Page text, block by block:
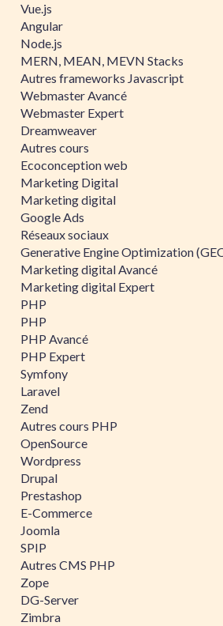
Vue.js
Angular
Node.js
MERN, MEAN, MEVN Stacks
Autres frameworks Javascript
Webmaster Avancé
Webmaster Expert
Dreamweaver
Autres cours
Ecoconception web
Marketing Digital
Marketing digital
Google Ads
Réseaux sociaux
Generative Engine Optimization
Marketing digital Avancé
Marketing digital Expert
PHP
PHP
PHP Avancé
PHP Expert
Symfony
Laravel
Zend
Autres cours PHP
OpenSource
Wordpress
Drupal
Prestashop
E-Commerce
Joomla
SPIP
Autres CMS PHP
Zope
DG-Server
Zimbra